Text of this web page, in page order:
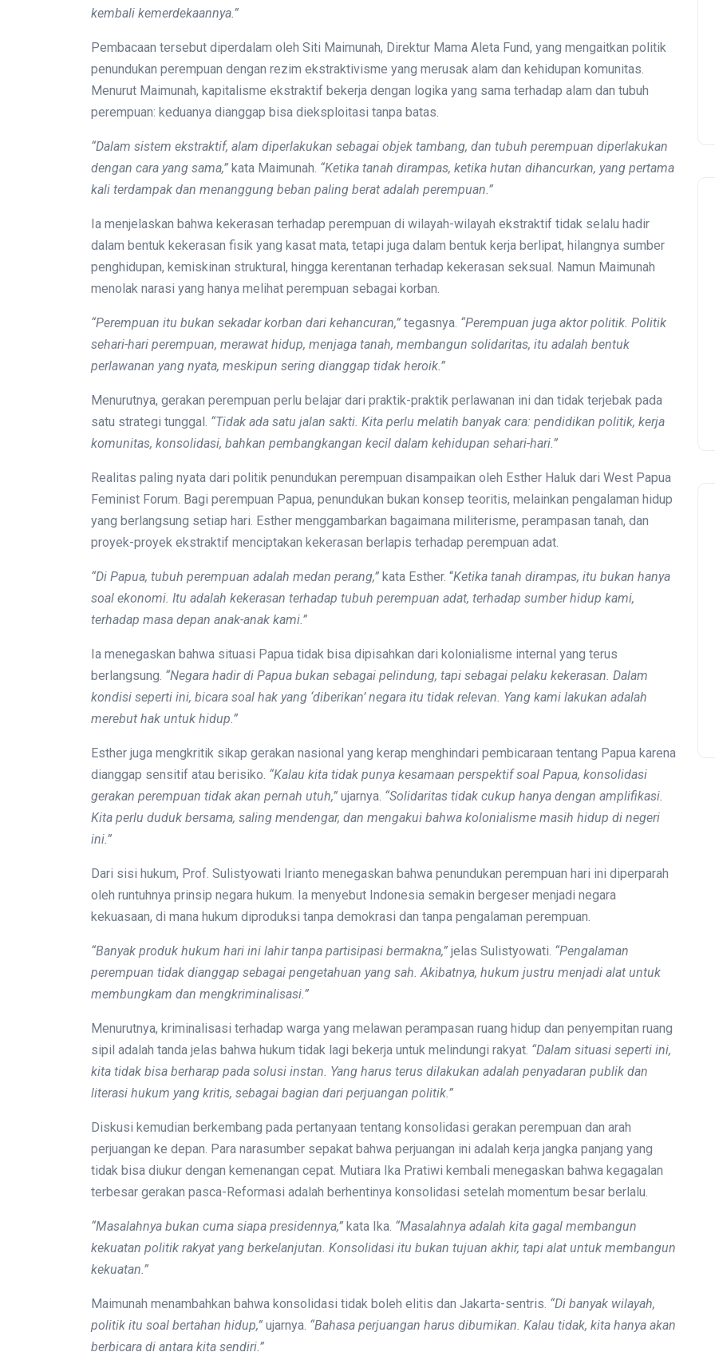
kembali kemerdekaannya.”
Pembacaan tersebut diperdalam oleh Siti Maimunah, Direktur Mama Aleta Fund, yang mengaitkan politik
penundukan perempuan dengan rezim ekstraktivisme yang merusak alam dan kehidupan komunitas.
Menurut Maimunah, kapitalisme ekstraktif bekerja dengan logika yang sama terhadap alam dan tubuh
perempuan: keduanya dianggap bisa dieksploitasi tanpa batas.
“Dalam sistem ekstraktif, alam diperlakukan sebagai objek tambang, dan tubuh perempuan diperlakukan
dengan cara yang sama,” kata Maimunah. “Ketika tanah dirampas, ketika hutan dihancurkan, yang pertama
kali terdampak dan menanggung beban paling berat adalah perempuan.”
Ia menjelaskan bahwa kekerasan terhadap perempuan di wilayah-wilayah ekstraktif tidak selalu hadir
dalam bentuk kekerasan fisik yang kasat mata, tetapi juga dalam bentuk kerja berlipat, hilangnya sumber
penghidupan, kemiskinan struktural, hingga kerentanan terhadap kekerasan seksual. Namun Maimunah
menolak narasi yang hanya melihat perempuan sebagai korban.
“Perempuan itu bukan sekadar korban dari kehancuran,” tegasnya. “Perempuan juga aktor politik. Politik
sehari-hari perempuan, merawat hidup, menjaga tanah, membangun solidaritas, itu adalah bentuk
perlawanan yang nyata, meskipun sering dianggap tidak heroik.”
Menurutnya, gerakan perempuan perlu belajar dari praktik-praktik perlawanan ini dan tidak terjebak pada
satu strategi tunggal. “Tidak ada satu jalan sakti. Kita perlu melatih banyak cara: pendidikan politik, kerja
komunitas, konsolidasi, bahkan pembangkangan kecil dalam kehidupan sehari-hari.”
Realitas paling nyata dari politik penundukan perempuan disampaikan oleh Esther Haluk dari West Papua
Feminist Forum. Bagi perempuan Papua, penundukan bukan konsep teoritis, melainkan pengalaman hidup
yang berlangsung setiap hari. Esther menggambarkan bagaimana militerisme, perampasan tanah, dan
proyek-proyek ekstraktif menciptakan kekerasan berlapis terhadap perempuan adat.
“Di Papua, tubuh perempuan adalah medan perang,” kata Esther. “Ketika tanah dirampas, itu bukan hanya
soal ekonomi. Itu adalah kekerasan terhadap tubuh perempuan adat, terhadap sumber hidup kami,
terhadap masa depan anak-anak kami.”
Ia menegaskan bahwa situasi Papua tidak bisa dipisahkan dari kolonialisme internal yang terus
berlangsung. “Negara hadir di Papua bukan sebagai pelindung, tapi sebagai pelaku kekerasan. Dalam
kondisi seperti ini, bicara soal hak yang ‘diberikan’ negara itu tidak relevan. Yang kami lakukan adalah
merebut hak untuk hidup.”
Esther juga mengkritik sikap gerakan nasional yang kerap menghindari pembicaraan tentang Papua karena
dianggap sensitif atau berisiko. “Kalau kita tidak punya kesamaan perspektif soal Papua, konsolidasi
gerakan perempuan tidak akan pernah utuh,” ujarnya. “Solidaritas tidak cukup hanya dengan amplifikasi.
Kita perlu duduk bersama, saling mendengar, dan mengakui bahwa kolonialisme masih hidup di negeri
ini.”
Dari sisi hukum, Prof. Sulistyowati Irianto menegaskan bahwa penundukan perempuan hari ini diperparah
oleh runtuhnya prinsip negara hukum. Ia menyebut Indonesia semakin bergeser menjadi negara
kekuasaan, di mana hukum diproduksi tanpa demokrasi dan tanpa pengalaman perempuan.
“Banyak produk hukum hari ini lahir tanpa partisipasi bermakna,” jelas Sulistyowati. “Pengalaman
perempuan tidak dianggap sebagai pengetahuan yang sah. Akibatnya, hukum justru menjadi alat untuk
membungkam dan mengkriminalisasi.”
Menurutnya, kriminalisasi terhadap warga yang melawan perampasan ruang hidup dan penyempitan ruang
sipil adalah tanda jelas bahwa hukum tidak lagi bekerja untuk melindungi rakyat. “Dalam situasi seperti ini,
kita tidak bisa berharap pada solusi instan. Yang harus terus dilakukan adalah penyadaran publik dan
literasi hukum yang kritis, sebagai bagian dari perjuangan politik.”
Diskusi kemudian berkembang pada pertanyaan tentang konsolidasi gerakan perempuan dan arah
perjuangan ke depan. Para narasumber sepakat bahwa perjuangan ini adalah kerja jangka panjang yang
tidak bisa diukur dengan kemenangan cepat. Mutiara Ika Pratiwi kembali menegaskan bahwa kegagalan
terbesar gerakan pasca-Reformasi adalah berhentinya konsolidasi setelah momentum besar berlalu.
“Masalahnya bukan cuma siapa presidennya,” kata Ika. “Masalahnya adalah kita gagal membangun
kekuatan politik rakyat yang berkelanjutan. Konsolidasi itu bukan tujuan akhir, tapi alat untuk membangun
kekuatan.”
Maimunah menambahkan bahwa konsolidasi tidak boleh elitis dan Jakarta-sentris. “Di banyak wilayah,
politik itu soal bertahan hidup,” ujarnya. “Bahasa perjuangan harus dibumikan. Kalau tidak, kita hanya akan
berbicara di antara kita sendiri.”
Demokrasi
Menolak Dilupakan dari
Restoran Cepat Saji dan
Retail Mengorganisir yang
Tidak Terorganisir